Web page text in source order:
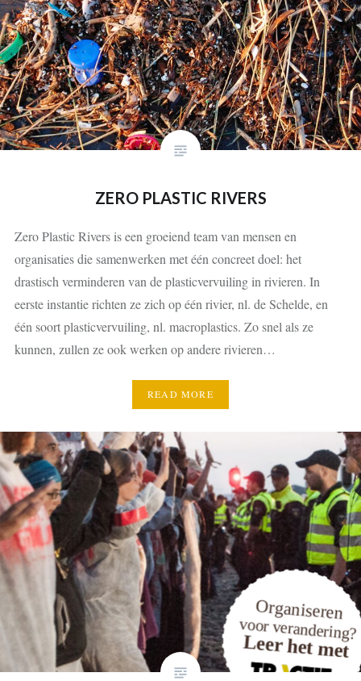
ZERO PLASTIC RIVERS
Zero Plastic Rivers is een groeiend team van mensen en
organisaties die samenwerken met één concreet doel: het
drastisch verminderen van de plasticvervuiling in rivieren. In
eerste instantie richten ze zich op één rivier, nl. de Schelde, en
één soort plasticvervuiling, nl. macroplastics. Zo snel als ze
kunnen, zullen ze ook werken op andere rivieren…
READ MORE